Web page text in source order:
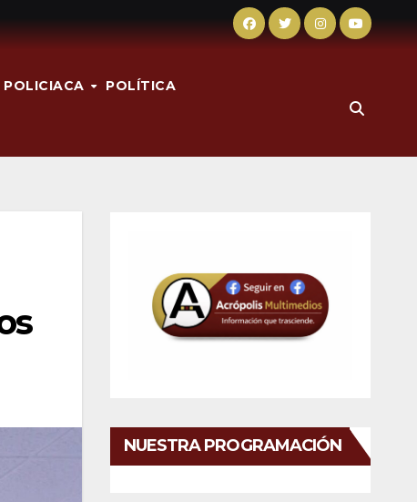
POLICIACA POLÍTICA
NUESTRA PROGRAMACIÓN